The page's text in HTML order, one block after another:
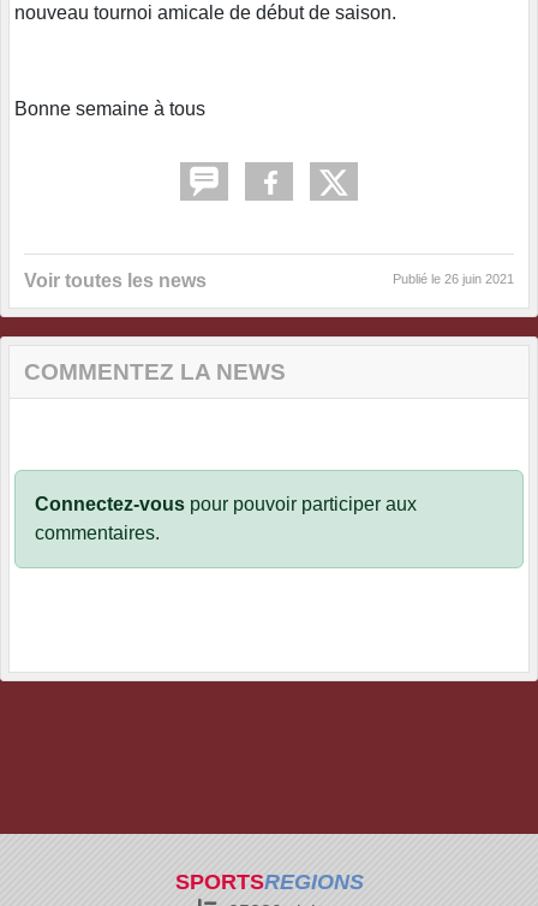
nouveau tournoi amicale de début de saison.
Bonne semaine à tous
Voir toutes les news Publié le 26 juin 2021
COMMENTEZ LA NEWS
Connectez-vous pour pouvoir participer aux
commentaires.
SPORTSREGIONS